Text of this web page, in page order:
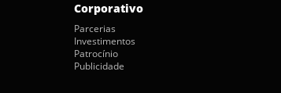
Corporativo
Parcerias
Investimentos
Patrocínio
Publicidade